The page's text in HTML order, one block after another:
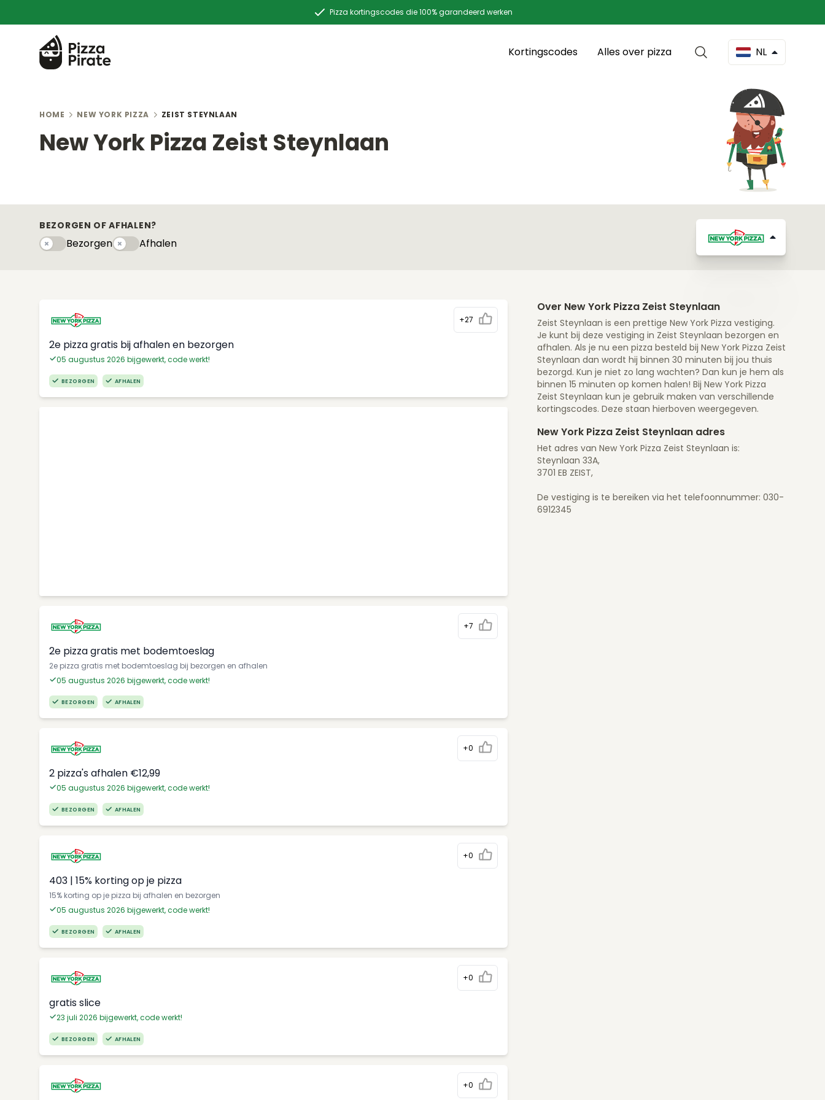
Pizza kortingscodes die 100% garandeerd werken
Kortingscodes Alles over pizza NL
HOME NEW YORK PIZZA ZEIST STEYNLAAN
New York Pizza Zeist Steynlaan
BEZORGEN OF AFHALEN?
BezorgenBezorgenAfhalenyAfhalen
+27
2e pizza gratis bij afhalen en bezorgen
05 augustus 2026 bijgewerkt, code werkt!
BEZORGEN AFHALEN
+7
2e pizza gratis met bodemtoeslag
2e pizza gratis met bodemtoeslag bij bezorgen en afhalen
05 augustus 2026 bijgewerkt, code werkt!
BEZORGEN AFHALEN
+0
2 pizza's afhalen €12,99
05 augustus 2026 bijgewerkt, code werkt!
BEZORGEN AFHALEN
+0
403 | 15% korting op je pizza
15% korting op je pizza bij afhalen en bezorgen
05 augustus 2026 bijgewerkt, code werkt!
BEZORGEN AFHALEN
+0
gratis slice
23 juli 2026 bijgewerkt, code werkt!
BEZORGEN AFHALEN
+0
Over New York Pizza Zeist Steynlaan
Zeist Steynlaan is een prettige New York Pizza vestiging.
Je kunt bij deze vestiging in Zeist Steynlaan bezorgen en
afhalen. Als je nu een pizza besteld bij New York Pizza Zeist
Steynlaan dan wordt hij binnen 30 minuten bij jou thuis
bezorgd. Kun je niet zo lang wachten? Dan kun je hem als
binnen 15 minuten op komen halen! Bij New York Pizza
Zeist Steynlaan kun je gebruik maken van verschillende
kortingscodes. Deze staan hierboven weergegeven.
New York Pizza Zeist Steynlaan adres
Het adres van New York Pizza Zeist Steynlaan is:
Steynlaan 33A,
3701 EB ZEIST,
De vestiging is te bereiken via het telefoonnummer: 030-
6912345